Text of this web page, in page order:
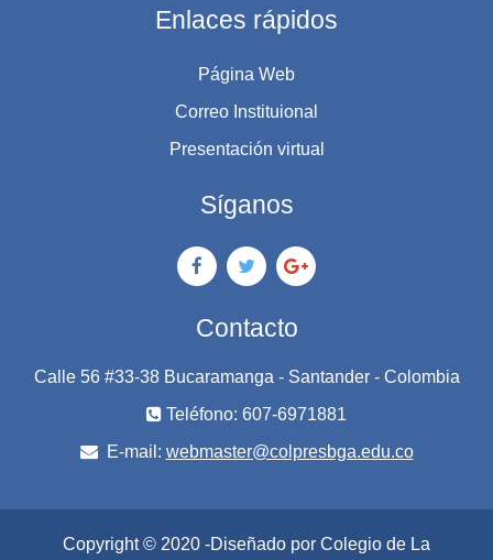
Enlaces rápidos
Página Web
Correo Instituional
Presentación virtual
Síganos
Contacto
Calle 56 #33-38 Bucaramanga - Santander - Colombia
Teléfono: 607-6971881
E-mail: webmaster@colpresbga.edu.co
Copyright © 2020 -Diseñado por Colegio de La